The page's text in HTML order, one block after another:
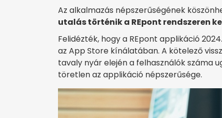
Az alkalmazás népszerűségének
utalás történik a REpont rendszeren
Felidézték, hogy a REpont applikáció
az App Store kínálatában. A kötelező
tavaly nyár elején a felhasználók száma
töretlen az applikáció népszerűsége.